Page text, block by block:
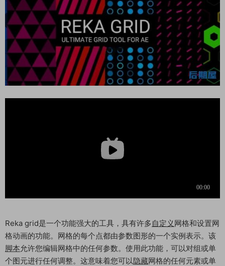
Reka grid是一个功能强大的工具，具有许多自定义 网格和设置网
格动画的功能。网格的每个点都由参数图形的一个实例表示。该
脚本允许您编辑网格中的任何参数。使用此功能，可以对组或单
个图元进行任何调整。这意味着您可以隐藏网格的任何元素或单